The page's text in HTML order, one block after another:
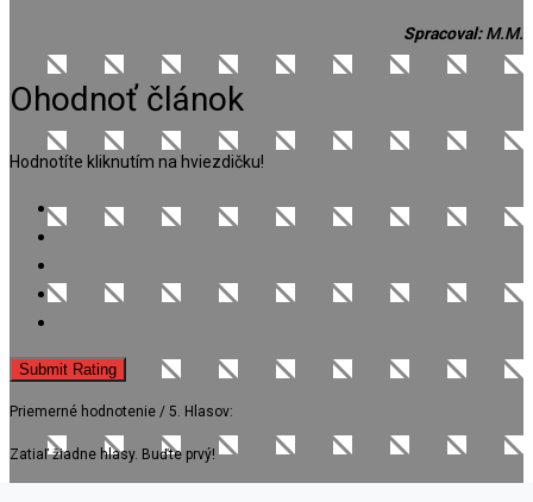
Spracoval:M.M.
Ohodnoť článok
Hodnotíte kliknutím na hviezdičku!
Submit Rating
Priemerné hodnotenie / 5. Hlasov:
Zatiaľ žiadne hlasy. Buďte prvý!